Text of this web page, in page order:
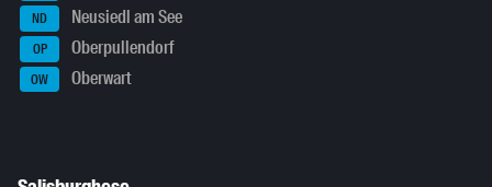
ND Neusiedl am See
OP Oberpullendorf
OW Oberwart